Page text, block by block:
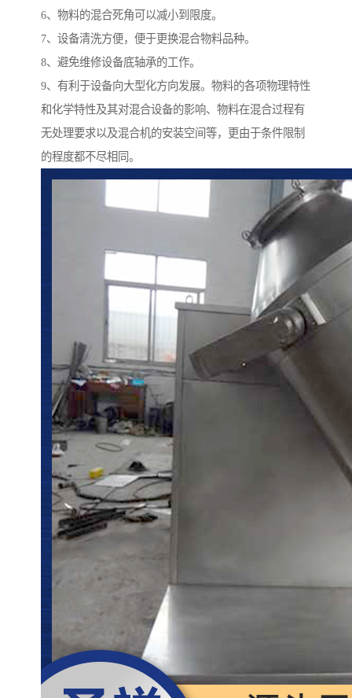
6、物料的混合死角可以减小到限度。
7、设备清洗方便，便于更换混合物料品种。
8、避免维修设备底轴承的工作。
9、有利于设备向大型化方向发展。物料的各项物理特性
和化学特性及其对混合设备的影响、物料在混合过程有
无处理要求以及混合机的安装空间等，更由于条件限制
的程度都不尽相同。